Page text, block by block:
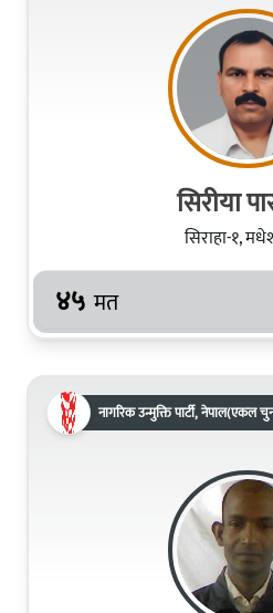
सिरीया
सिराहा-१,
४५ मत
नागरिक उन्मुक्ति पार्टी, नेपाल(एकल